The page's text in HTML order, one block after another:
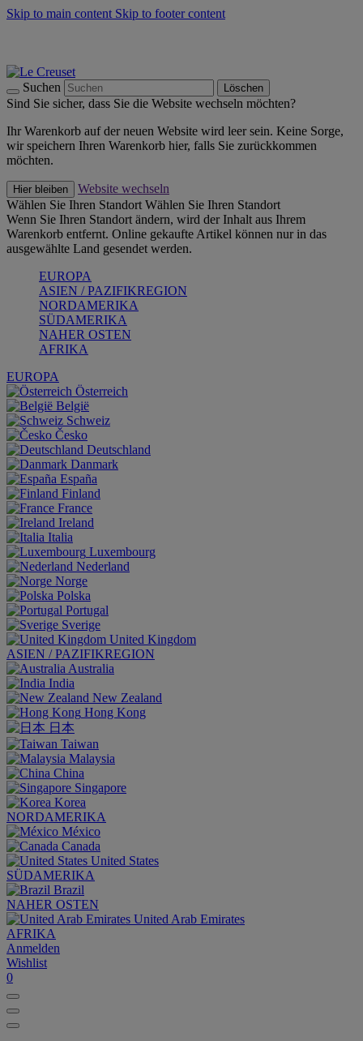
Skip to main content Skip to footer content
Suchen Löschen
Sind Sie sicher, dass Sie die Website wechseln möchten?
Ihr Warenkorb auf der neuen Website wird leer sein. Keine Sorge,
wir speichern Ihren Warenkorb hier, falls Sie zurückkommen
möchten.
Hier bleiben
Website wechseln
Wählen Sie Ihren Standort Wählen Sie Ihren Standort
Wenn Sie Ihren Standort ändern, wird der Inhalt aus Ihrem
Warenkorb entfernt. Online gekaufte Artikel können nur in das
ausgewählte Land gesendet werden.
EUROPA
ASIEN / PAZIFIKREGION
NORDAMERIKA
SÜDAMERIKA
NAHER OSTEN
AFRIKA
EUROPA
Österreich
België
Schweiz
Česko
Deutschland
Danmark
España
Finland
France
Ireland
Italia
Luxembourg
Nederland
Norge
Polska
Portugal
Sverige
United Kingdom
ASIEN / PAZIFIKREGION
Australia
India
New Zealand
Hong Kong
日本
Taiwan
Malaysia
China
Singapore
Korea
NORDAMERIKA
México
Canada
United States
SÜDAMERIKA
Brazil
NAHER OSTEN
United Arab Emirates
AFRIKA
Anmelden
Wishlist
0